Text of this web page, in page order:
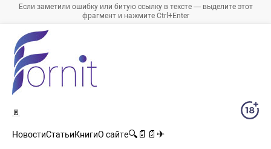
Если заметили ошибку или битую ссылку в тексте — выделите этот
фрагмент и нажмите Ctrl+Enter
🚪
НовостиСтатьиКнигиО сайте🔍 📄 📄 ✈